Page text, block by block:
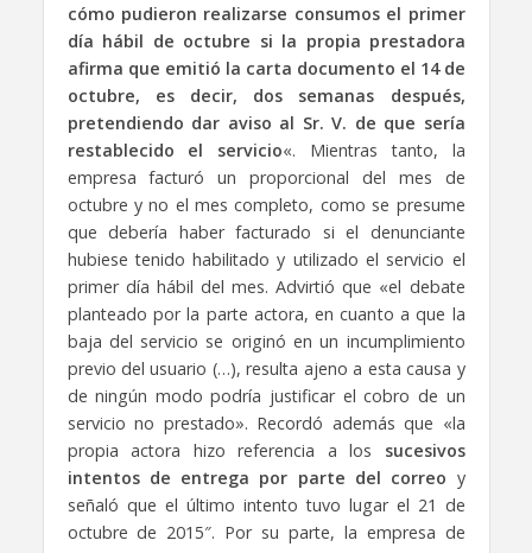
cómo pudieron realizarse consumos el primer
día hábil de octubre si la propia prestadora
afirma que emitió la carta documento el 14 de
octubre, es decir, dos semanas después,
pretendiendo dar aviso al Sr. V. de que sería
restablecido el servicio«. Mientras tanto, la
empresa facturó un proporcional del mes de
octubre y no el mes completo, como se presume
que debería haber facturado si el denunciante
hubiese tenido habilitado y utilizado el servicio el
primer día hábil del mes. Advirtió que «el debate
planteado por la parte actora, en cuanto a que la
baja del servicio se originó en un incumplimiento
previo del usuario (…), resulta ajeno a esta causa y
de ningún modo podría justificar el cobro de un
servicio no prestado». Recordó además que «la
propia actora hizo referencia a los sucesivos
intentos de entrega por parte del correo y
señaló que el último intento tuvo lugar el 21 de
octubre de 2015″. Por su parte, la empresa de